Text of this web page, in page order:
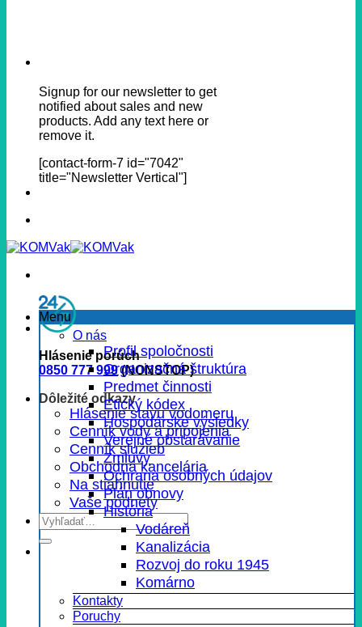
Signup for our newsletter to get
notified about sales and new
products. Add any text here or
remove it.
[contact-form-7 id="7042"
title="Newsletter Vertical"]
Hlásenie porúch
0850 777 999(NONSTOP)
Dôležité odkazy
Hlásenie stavu vodomeru
Cenník vody a pripojenia
Cenník služieb
Obchodná kancelária
Na stiahnutie
Vaše podnety
Menu
O nás
Profil spoločnosti
Organizačná štruktúra
Predmet činnosti
Etický kódex
Hospodárske výsledky
Verejné obstarávanie
Zmluvy
Ochrana osobných údajov
Plán obnovy
História
Vodáreň
Kanalizácia
Rozvoj do roku 1945
Komárno
Kontakty
Poruchy